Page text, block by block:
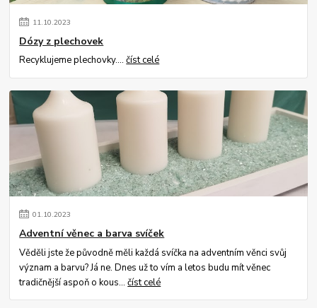
11.10.2023
Dózy z plechovek
Recyklujeme plechovky....číst celé
01.10.2023
Adventní věnec a barva svíček
Věděli jste že původně měli každá svíčka na adventním věnci svůj
význam a barvu? Já ne. Dnes už to vím a letos budu mít věnec
tradičnější aspoň o kous...číst celé